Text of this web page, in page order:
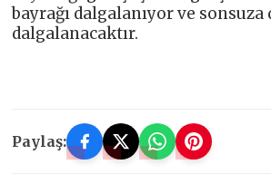
bayrağı dalgalanıyor ve sonsuza
dalgalanacaktır.
Paylaş: